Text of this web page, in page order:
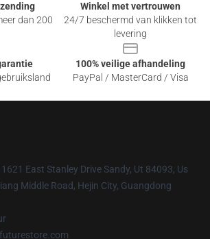
dan 200
Winkel met vertrouwen
24/7 beschermd van klikken tot
levering
100% veilige afhandeling
PayPal / MasterCard / Visa
East Stanley Drive Sandy, Ut 84093, Us
Middle Road, Hejin City, Guangdong